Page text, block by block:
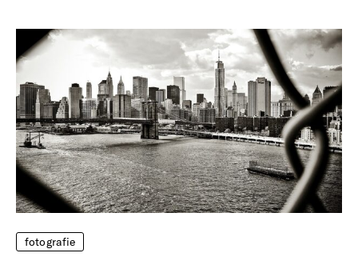
fotografie